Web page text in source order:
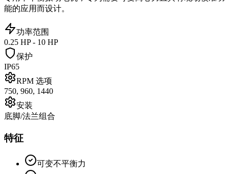
能的应用而设计。
功率范围
0.25 HP - 10 HP
保护
IP65
RPM 选项
750, 960, 1440
安装
底脚/法兰组合
特征
可变不平衡力